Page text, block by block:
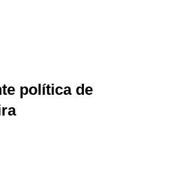
política de